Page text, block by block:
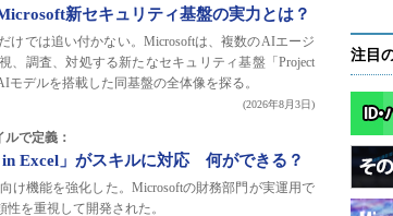
新セキュリティ基盤の実力とは？
けでは追い付かない。Microsoftは、複数のAIエージ
、調査、対処する新たなセキュリティ基盤「Project
モデルを搭載した同基盤の全体像を探る。
(2026年8月3日)
で定義：
Excel」がスキルに対応 何ができる？
け機能を強化した。Microsoftの財務部門が実運用で
を重視して開発された。
注目